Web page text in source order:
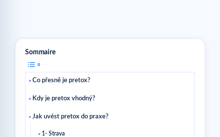
Sommaire
Co přesně je pretox?
Kdy je pretox vhodný?
Jak uvést pretox do praxe?
1- Strava